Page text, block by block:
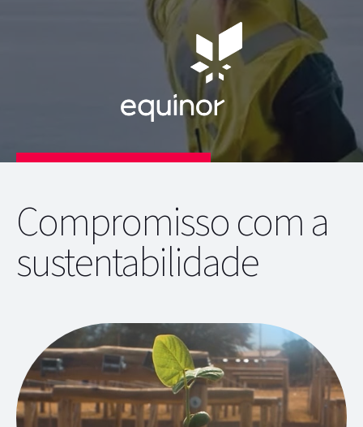
Compromisso com a
sustentabilidade